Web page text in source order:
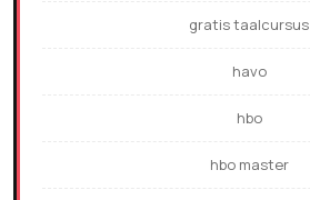
gratis taalcursus
havo
hbo
hbo master